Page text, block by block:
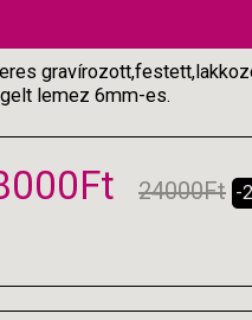
lemez 6mm-es.
Ft 24000Ft -